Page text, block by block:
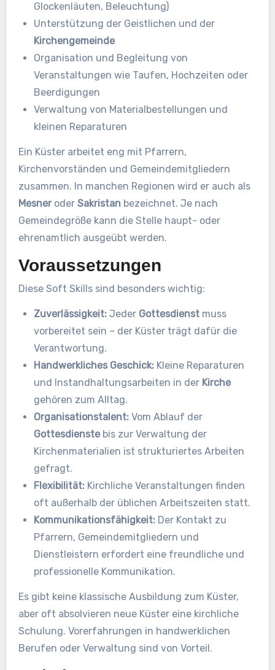
Glockenläuten, Beleuchtung)
Unterstützung der Geistlichen und der
Kirchengemeinde
Organisation und Begleitung von
Veranstaltungen wie Taufen, Hochzeiten oder
Beerdigungen
Verwaltung von Materialbestellungen und
kleinen Reparaturen
Ein Küster arbeitet eng mit Pfarrern,
Kirchenvorständen und Gemeindemitgliedern
zusammen. In manchen Regionen wird er auch als
Mesneroder Sakristanbezeichnet. Je nach
Gemeindegröße kann die Stelle haupt- oder
ehrenamtlich ausgeübt werden.
Voraussetzungen
Diese Soft Skills sind besonders wichtig:
Zuverlässigkeit: Jeder Gottesdienst muss
vorbereitet sein – der Küster trägt dafür die
Verantwortung.
Handwerkliches Geschick: Kleine Reparaturen
und Instandhaltungsarbeiten in der Kirche
gehören zum Alltag.
Organisationstalent: Vom Ablauf der
Gottesdienste bis zur Verwaltung der
Kirchenmaterialien ist strukturiertes Arbeiten
gefragt.
Flexibilität: Kirchliche Veranstaltungen finden
oft außerhalb der üblichen Arbeitszeiten statt.
Kommunikationsfähigkeit: Der Kontakt zu
Pfarrern, Gemeindemitgliedern und
Dienstleistern erfordert eine freundliche und
professionelle Kommunikation.
Es gibt keine klassische Ausbildung zum Küster,
aber oft absolvieren neue Küster eine kirchliche
Schulung. Vorerfahrungen in handwerklichen
Berufen oder Verwaltung sind von Vorteil.